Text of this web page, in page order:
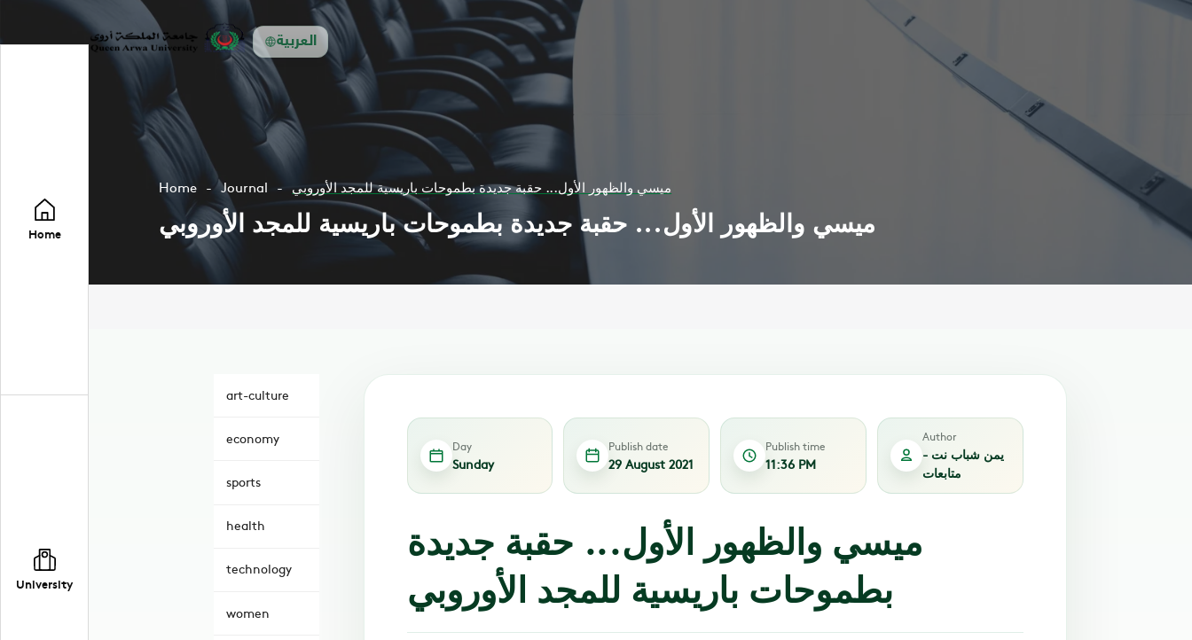
العربية
Home
University
Home Journal ميسي والظهور الأول... حقبة جديدة بطموحات باريسية للمجد الأوروبي
ميسي والظهور الأول... حقبة جديدة بطموحات باريسية للمجد الأوروبي
art-culture
economy
sports
health
technology
women
Day
Sunday
Publish date
29 August 2021
Publish time
11:36 PM
Author
يمن شباب نت -
متابعات
ميسي والظهور الأول... حقبة جديدة
بطموحات باريسية للمجد الأوروبي